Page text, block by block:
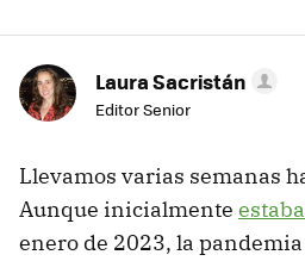
Laura Sacristán
Editor Senior
Llevamos varias semanas
Aunque inicialmente
enero de 2023, la